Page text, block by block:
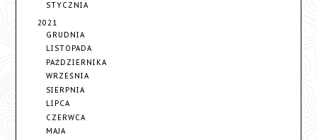
STYCZNIA
2021
GRUDNIA
LISTOPADA
PAŹDZIERNIKA
WRZEŚNIA
SIERPNIA
LIPCA
CZERWCA
MAJA